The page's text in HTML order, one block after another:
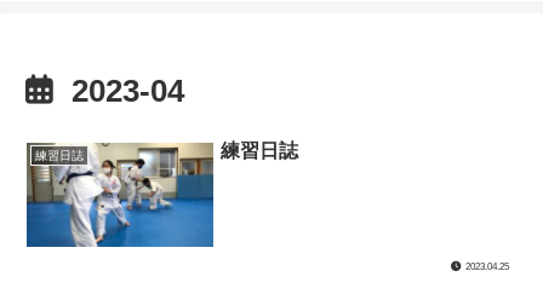
2023-04
練習日誌 練習日誌
2023.04.25